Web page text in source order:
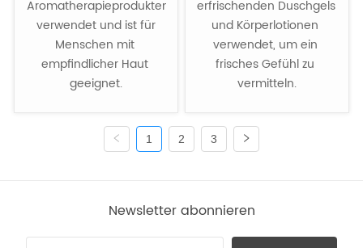
Aromatherapieprodukten
verwendet und ist für
Menschen mit
empfindlicher Haut
geeignet.
erfrischenden Duschgels
und Körperlotionen
verwendet, um ein
frisches Gefühl zu
vermitteln.
1 2 3
Newsletter abonnieren